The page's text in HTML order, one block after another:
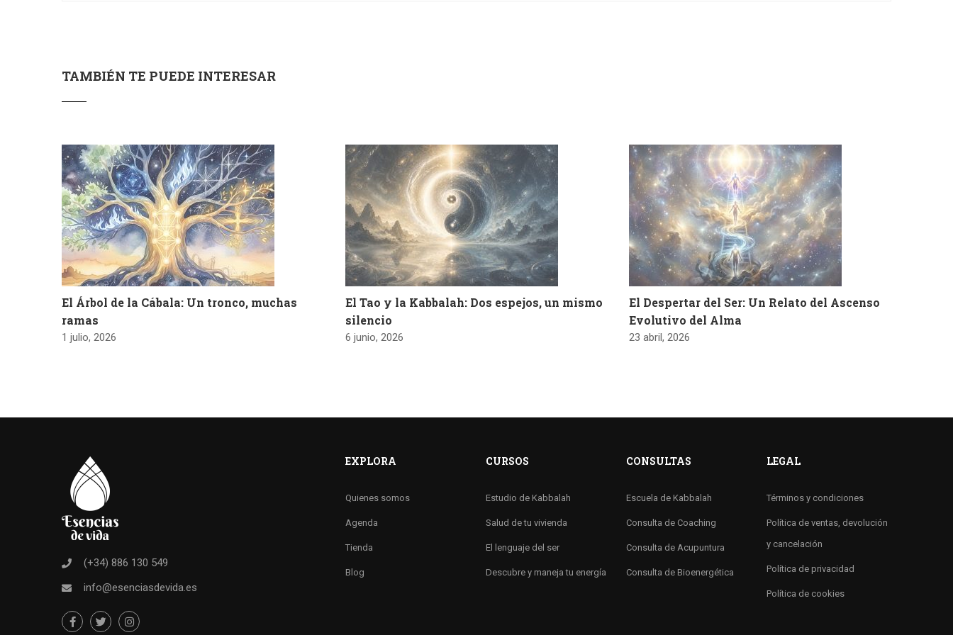
TAMBIÉN TE PUEDE INTERESAR
El Árbol de la Cábala: Un tronco, muchas
ramas
1 julio, 2026
El Tao y la Kabbalah: Dos espejos, un mismo
silencio
6 junio, 2026
El Despertar del Ser: Un Relato del Ascenso
Evolutivo del Alma
23 abril, 2026
(+34) 886 130 549
info@esenciasdevida.es
EXPLORA
Quienes somos
Agenda
Tienda
Blog
CURSOS
Estudio de Kabbalah
Salud de tu vivienda
El lenguaje del ser
Descubre y maneja tu energía
CONSULTAS
Escuela de Kabbalah
Consulta de Coaching
Consulta de Acupuntura
Consulta de Bioenergética
LEGAL
Términos y condiciones
Política de ventas, devolución
y cancelación
Política de privacidad
Política de cookies